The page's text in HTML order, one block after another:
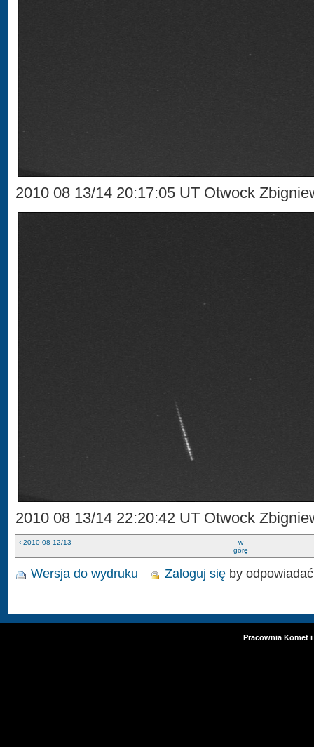
2010 08 13/14 20:17:05 UT Otwock
2010 08 13/14 22:20:42 UT Otwock
‹ 2010 08 12/13
w
górę
Wersja do wydruku Zaloguj się by odpowiadać
Pracownia Komet